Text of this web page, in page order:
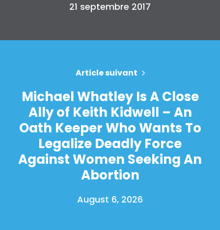
21 septembre 2017
Article suivant
Michael Whatley Is A Close
Ally of Keith Kidwell – An
Oath Keeper Who Wants To
Legalize Deadly Force
Against Women Seeking An
Abortion
August 6, 2026